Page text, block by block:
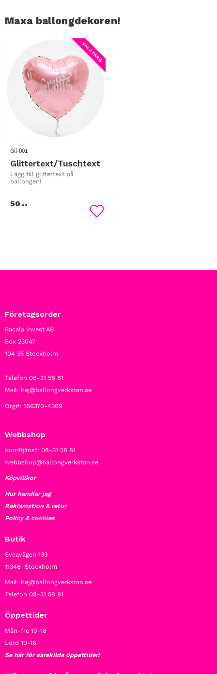
Maxa ballongdekoren!
Glittertext/Tuschtext
Lägg till glittertext på
ballongen!
Gli-001
50 KR
VÄLJ FÄRG
Lägg till i favoriter
Företagsorder
Bacala Invest AB
Box 23047
104 35 Stockholm
Telefon 08-31 58 81
Mail: hej@ballongverkstan.se
Org#: 556370-4369
Webbshop
Kundtjänst: 08-31 58 81
webbshop@ballongverkstan.se
Köpvillkor
Hur handlar jag
Reklamation & retur
Policy & cookies
Butik
Sveavägen 133
11346 Stockholm
Mail: hej@ballongverkstan.se
Telefon 08-31 58 81
Öppettider
Mån-fre 10-18
Lörd 10-16
Se här för särskilda öppettider!